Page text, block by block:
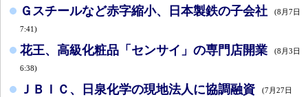
Ｇスチールなど赤字縮小、日本製鉄の子会社 (8月7日
7:41)
花王、高級化粧品「センサイ」の専門店開業 (8月3日
6:38)
ＪＢＩＣ、日泉化学の現地法人に協調融資 (7月27日